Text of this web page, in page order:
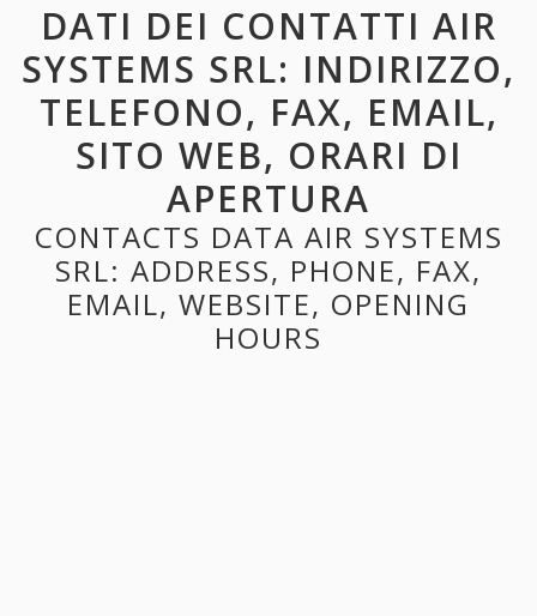
DATI DEI CONTATTI AIR
SYSTEMS SRL: INDIRIZZO,
TELEFONO, FAX, EMAIL,
SITO WEB, ORARI DI
APERTURA
CONTACTS DATA AIR SYSTEMS
SRL: ADDRESS, PHONE, FAX,
EMAIL, WEBSITE, OPENING
HOURS